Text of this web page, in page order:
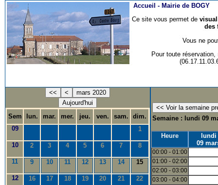
Accueil - Mairie de BOGY
Ce site vous permet de
des
Vous ne
Pour toute
<< <
mars 2020
Aujourd'hui
Sem
lun. mar. mer. jeu. ven. sam.
dim.
09
1
10 2 3 4 5 6 7 8
11 9 10 11 12 13 14 15
12 16 17 18 19 20 21 22
Semaine : lundi 09
Heure
lundi
09
00:00 - 01:00
01:00 - 02:00
02:00 - 03:00
03:00 - 04:00